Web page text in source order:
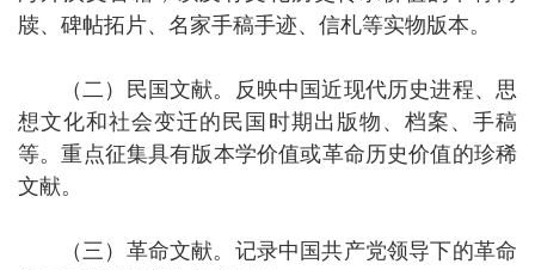
牍、碑帖拓片、名家手稿手迹、信札等实物版本。
（二）民国文献。
反映中国近现代历史进程、思
想文化和社会变迁的民国时期出版物、档案、手稿
等。重点征集具有版本学价值或革命历史价值的珍稀
文献。
（三）革命文献。 记录中国共产党领导下的革命